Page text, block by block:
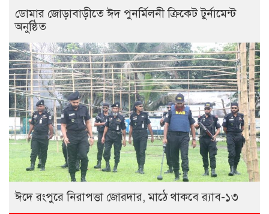
ডোমার জোড়াবাড়ীতে ঈদ পুনর্মিলনী ক্রিকেট টুর্নামেন্ট
অনুষ্ঠিত
ঈদে রংপুরে নিরাপত্তা জোরদার, মাঠে থাকবে র‍্যাব-১৩